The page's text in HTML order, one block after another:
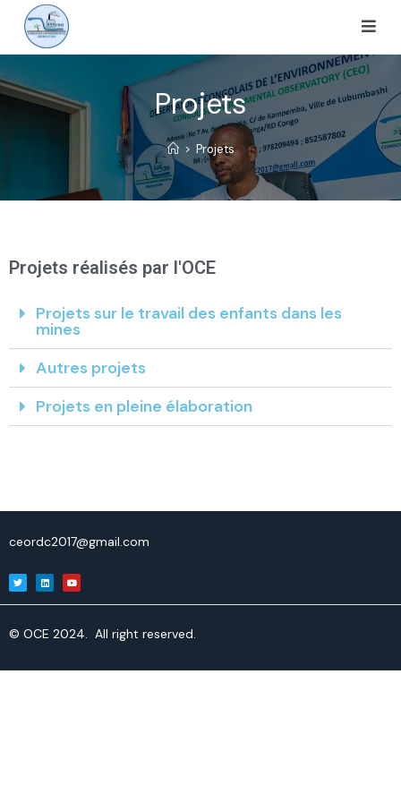
Projets
> Projets
Projets réalisés par l'OCE
Projets sur le travail des enfants dans les
mines
Autres projets
Projets en pleine élaboration
ceordc2017@gmail.com
© OCE 2024. All right reserved.